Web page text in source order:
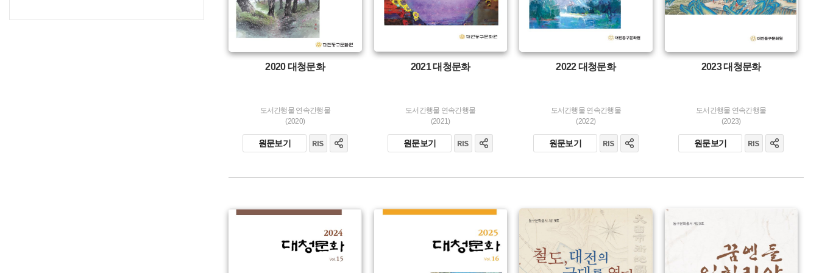
2020 대청문화
도서간행물 연속간행물
(2020)
원문보기
2021 대청문화
도서간행물 연속간행물
(2021)
원문보기
2022 대청문화
도서간행물 연속간행물
(2022)
원문보기
2023 대청문화
도서간행물 연속간행물
(2023)
원문보기
유형 :
생산 :